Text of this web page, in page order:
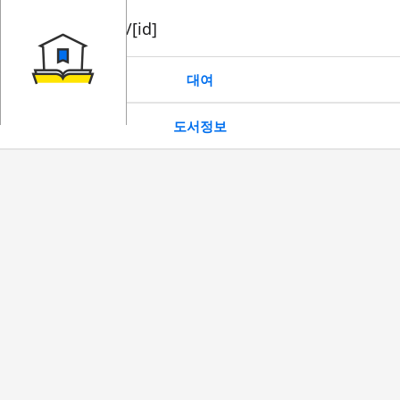
book/rent/[id]
대여
도서정보